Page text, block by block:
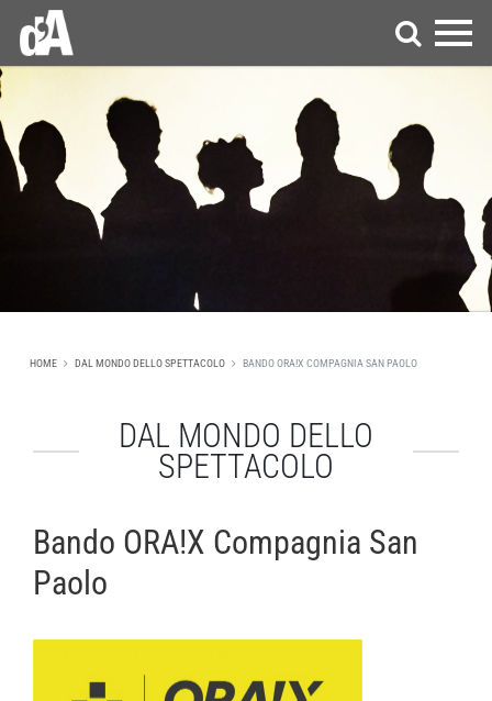
HOME DAL MONDO DELLO SPETTACOLO BANDO ORA!X COMPAGNIA SAN PAOLO
DAL MONDO DELLO
SPETTACOLO
Bando ORA!X Compagnia San
Paolo